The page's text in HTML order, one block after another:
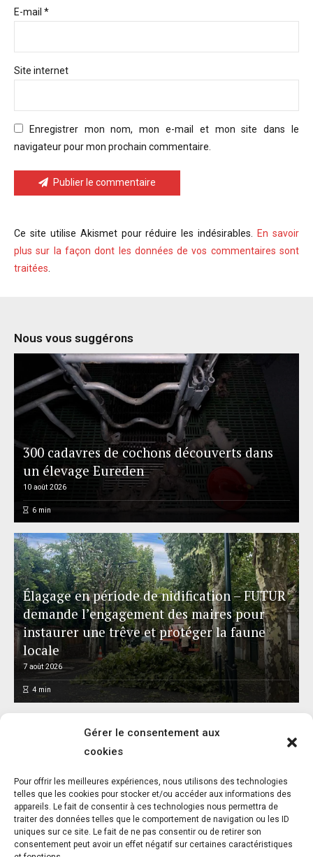
Gérer le consentement aux
cookies
Pour offrir les meilleures expériences, nous utilisons des technologies
telles que les cookies pour stocker et/ou accéder aux informations des
appareils. Le fait de consentir à ces technologies nous permettra de
traiter des données telles que le comportement de navigation ou les ID
uniques sur ce site. Le fait de ne pas consentir ou de retirer son
consentement peut avoir un effet négatif sur certaines caractéristiques
E-mail *
Site internet
Enregistrer mon nom, mon e-mail et mon site dans le
navigateur pour mon prochain commentaire.
Publier le commentaire
Ce site utilise Akismet pour réduire les indésirables.
En savoir
plus sur la façon dont les données de vos commentaires sont
traitées
Nous vous suggérons
300 cadavres de cochons découverts dans
un élevage Eureden
10 août 2026
6min
Élagage en période de nidification – FUTUR
demande l’engagement des maires pour
instaurer une trêve et protéger la faune
locale
7 août 2026
4min
Journée internationale du chat : One Voice
appelle à faire de l’urgence féline une
priorité nationale
7 août 2026 3